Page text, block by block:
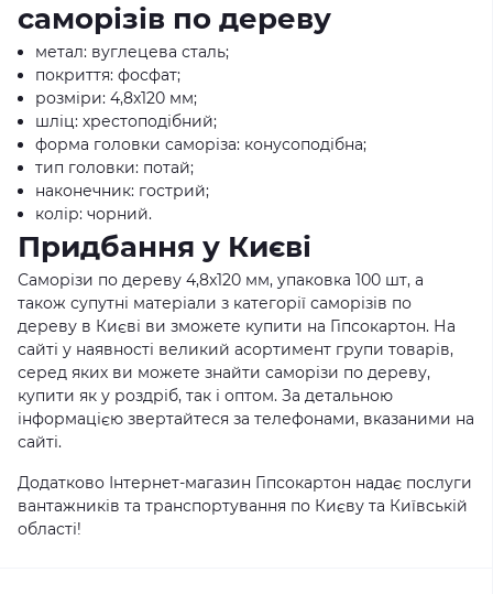
саморізів по дереву
метал: вуглецева сталь;
покриття: фосфат;
розміри: 4,8x120 мм;
шліц: хрестоподібний;
форма головки саморіза: конусоподібна;
тип головки: потай;
наконечник: гострий;
колір: чорний.
Придбання у Києві
Саморізи по дереву 4,8x120 мм, упаковка 100 шт, а
також супутні матеріали з категорії саморізів по
дереву в Києві ви зможете купити на Гіпсокартон. На
сайті у наявності великий асортимент групи товарів,
серед яких ви можете знайти саморізи по дереву,
купити як у роздріб, так і оптом. За детальною
інформацією звертайтеся за телефонами, вказаними на
сайті.
Додатково Інтернет-магазин Гіпсокартон надає послуги
вантажників та транспортування по Києву та Київській
області!